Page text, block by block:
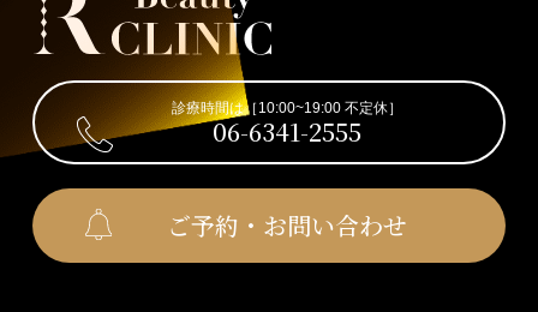
診療時間は［10:00~19:00 不定休］
06-6341-2555
ご予約・お問い合わせ